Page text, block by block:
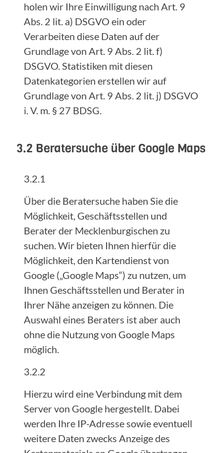
holen wir Ihre Einwilligung nach Art. 9
Abs. 2 lit. a) DSGVO ein oder
Verarbeiten diese Daten auf der
Grundlage von Art. 9 Abs. 2 lit. f)
DSGVO. Statistiken mit diesen
Datenkategorien erstellen wir auf
Grundlage von Art. 9 Abs. 2 lit. j) DSGVO
i. V. m. § 27 BDSG.
3.2 Beratersuche über Google Maps
3.2.1
Über die Beratersuche haben Sie die
Möglichkeit, Geschäftsstellen und
Berater der Mecklenburgischen zu
suchen. Wir bieten Ihnen hierfür die
Möglichkeit, den Kartendienst von
Google („Google Maps“) zu nutzen, um
Ihnen Geschäftsstellen und Berater in
Ihrer Nähe anzeigen zu können. Die
Auswahl eines Beraters ist aber auch
ohne die Nutzung von Google Maps
möglich.
3.2.2
Hierzu wird eine Verbindung mit dem
Server von Google hergestellt. Dabei
werden Ihre IP-Adresse sowie eventuell
weitere Daten zwecks Anzeige des